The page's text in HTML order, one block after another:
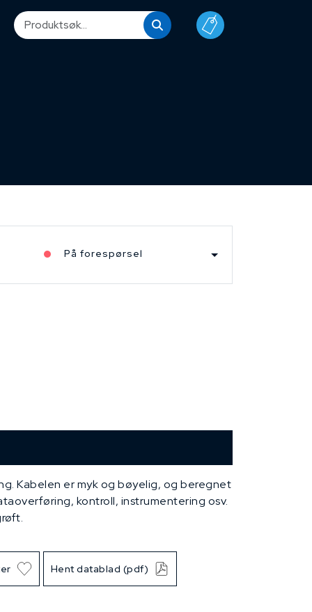
På forespørsel
Kabelen er myk og bøyelig, og beregnet
kontroll, instrumentering osv.
Hent datablad (pdf)